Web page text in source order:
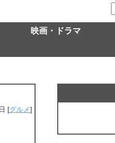
映画・ドラマ
[グルメ]